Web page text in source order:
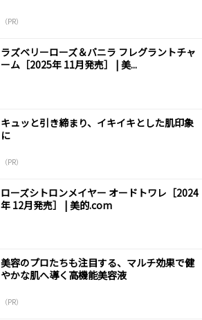
（PR）
ラズベリーローズ＆バニラ フレグラントチャ
ーム［2025年 11月発売］ | 美...
キュッと引き締まり、イキイキとした肌印象
に
（PR）
ローズシトロンメイヤー オードトワレ［2024
年 12月発売］ | 美的.com
美容のプロたちも注目する、マルチ効果で健
やかな肌へ導く高機能美容液
（PR）